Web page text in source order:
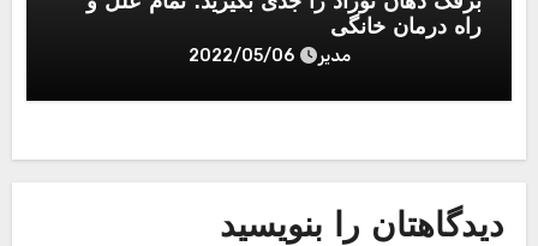
راه درمان خانگی
مدیر 2022/05/06
دیدگاهتان را بنویسید